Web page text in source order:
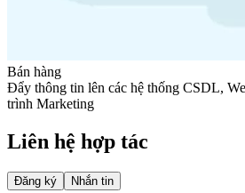
Bán hàng
Đẩy thông tin lên các hệ thống CSDL,
trình Marketing
Liên hệ hợp tác
Đăng ký Nhắn tin